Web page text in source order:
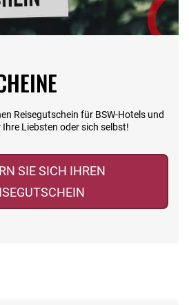
Besuch des
Hofbrauhauses
Berchtesgaden:
anschließendem
Abendessen im
und Saunanutzung im
Hotel Es gelten
zum Pauschalreiserecht.
Reisegutschein für BSW-Hotels und
Liebsten oder sich selbst!
SIE SICH IHREN